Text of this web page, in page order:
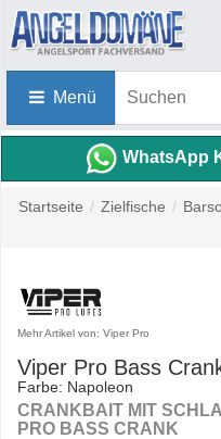
Menü
WhatsApp
Startseite / Zielfische /
Mehr Artikel von: Viper Pro
Viper Pro Bass
Farbe: Napoleon
CRANKBAIT MIT
PRO BASS CRANK